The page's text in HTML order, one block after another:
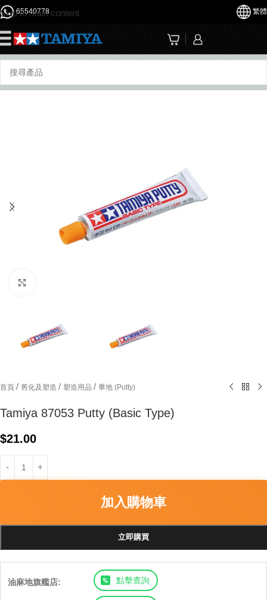
Skip to main content
65540778 繁體
首頁 / 舊化及塑造 / 塑造用品 / 畢地 (Putty)
Tamiya 87053 Putty (Basic Type)
$21.00
加入購物車
立即購買
油麻地旗艦店: 點擊查詢